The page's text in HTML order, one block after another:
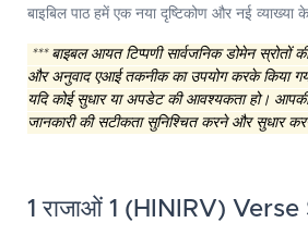
बाइबिल पाठ हमें एक नया दृष्टिकोण और नई व्याख्या
*** बाइबल आयत टिप्पणी सार्वजनिक डोमेन स्रोतों
और अनुवाद एआई तकनीक का उपयोग करके किया
यदि कोई सुधार या अपडेट की आवश्यकता हो। आपकी
जानकारी की सटीकता सुनिश्चित करने और सुधार
1 राजाओं 1 (HINIRV)